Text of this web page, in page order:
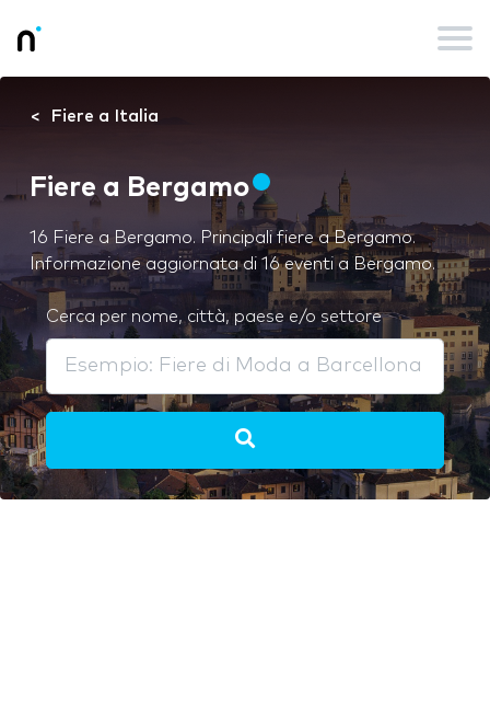
Fiere a Italia
Fiere a Bergamo
16 Fiere a Bergamo. Principali fiere a Bergamo.
Informazione aggiornata di 16 eventi a Bergamo.
Cerca per nome, città, paese e/o settore